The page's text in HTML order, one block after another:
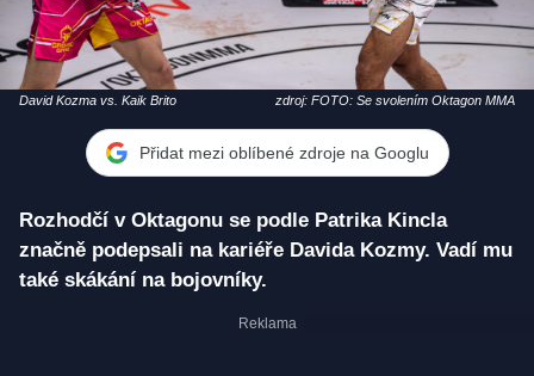
David Kozma vs. Kaik Brito zdroj: FOTO: Se svolením Oktagon MMA
Přidat mezi oblíbené zdroje na Googlu
Rozhodčí v Oktagonu se podle Patrika Kincla
značně podepsali na kariéře Davida Kozmy. Vadí mu
také skákání na bojovníky.